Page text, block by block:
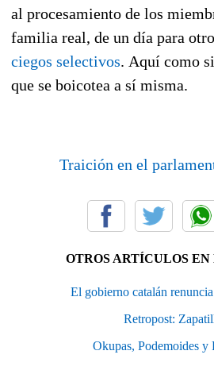
al procesamiento de los
familia real, de un día para
ciegos selectivos. Aquí como
que se boicotea a sí misma.
Traición en el
OTROS ARTÍCULOS EN
El gobierno catalán
Retropost:
Okupas, Podemoides y